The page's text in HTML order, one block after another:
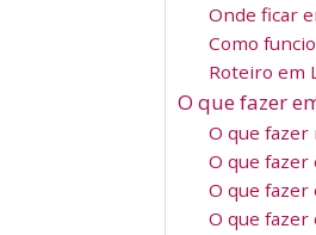
Onde ficar
Como
Roteiro em
O que fazer
O que fazer
O que fazer
O que fazer
O que fazer